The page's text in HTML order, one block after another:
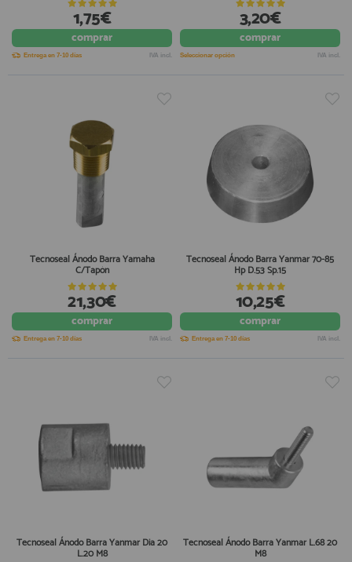
1,75€
comprar
Entrega en 7-10 días IVA incl.
3,20€
comprar
Seleccionar opción IVA incl.
Tecnoseal Ánodo Barra Yamaha
C/Tapón
21,30€
comprar
Entrega en 7-10 días IVA incl.
Tecnoseal Ánodo Barra Yanmar 70-85
Hp D.53 Sp.15
10,25€
comprar
Entrega en 7-10 días IVA incl.
Tecnoseal Ánodo Barra Yanmar Dia 20
L.20 M8
Tecnoseal Ánodo Barra Yanmar L.68 20
M8